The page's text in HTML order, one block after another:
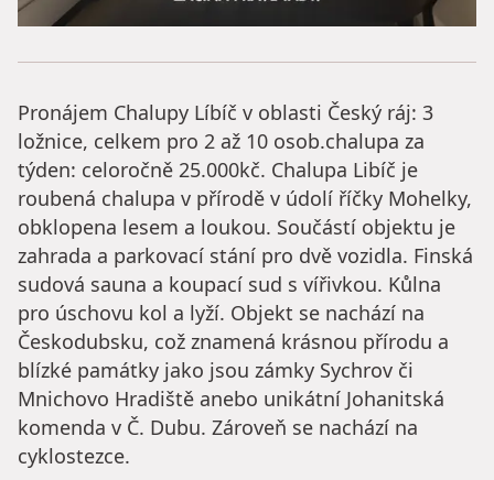
Pronájem Chalupy Líbíč v oblasti Český ráj: 3
ložnice, celkem pro 2 až 10 osob.chalupa za
týden: celoročně 25.000kč. Chalupa Libíč je
roubená chalupa v přírodě v údolí říčky Mohelky,
obklopena lesem a loukou. Součástí objektu je
zahrada a parkovací stání pro dvě vozidla. Finská
sudová sauna a koupací sud s vířivkou. Kůlna
pro úschovu kol a lyží. Objekt se nachází na
Českodubsku, což znamená krásnou přírodu a
blízké památky jako jsou zámky Sychrov či
Mnichovo Hradiště anebo unikátní Johanitská
komenda v Č. Dubu. Zároveň se nachází na
cyklostezce.